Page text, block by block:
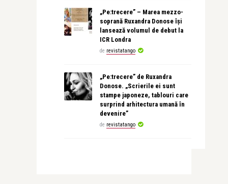
„Pe:trecere” – Marea mezzo-
soprană Ruxandra Donose își
lansează volumul de debut la
ICR Londra
de revistatango
„Pe:trecere” de Ruxandra
Donose. „Scrierile ei sunt
stampe japoneze, tablouri care
surprind arhitectura umană în
devenire”
de revistatango